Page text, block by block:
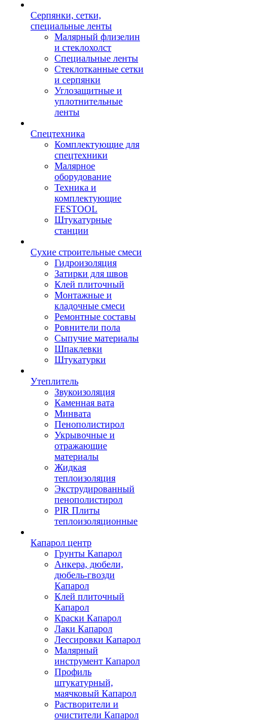
Серпянки, сетки,
специальные ленты
Малярный флизелин
и стеклохолст
Специальные ленты
Стеклотканные сетки
и серпянки
Углозащитные и
уплотнительные
ленты
Спецтехника
Комплектующие для
спецтехники
Малярное
оборудование
Техника и
комплектующие
FESTOOL
Штукатурные
станции
Сухие строительные смеси
Гидроизоляция
Затирки для швов
Клей плиточный
Монтажные и
кладочные смеси
Ремонтные составы
Ровнители пола
Сыпучие материалы
Шпаклевки
Штукатурки
Утеплитель
Звукоизоляция
Каменная вата
Минвата
Пенополистирол
Укрывочные и
отражающие
материалы
Жидкая
теплоизоляция
Экструдированный
пенополистирол
PIR Плиты
теплоизоляционные
Капарол центр
Грунты Капарол
Анкера, дюбели,
дюбель-гвозди
Капарол
Клей плиточный
Капарол
Краски Капарол
Лаки Капарол
Лессировки Капарол
Малярный
инструмент Капарол
Профиль
штукатурный,
маячковый Капарол
Растворители и
очистители Капарол